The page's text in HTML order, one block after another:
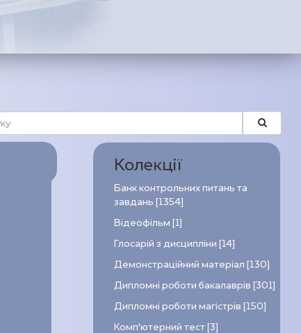
Колекції
Банк контрольних питань та
завдань [1354]
Відеофільм [1]
Глосарій з дисципліни [14]
Демонстраційний матеріал [130]
Дипломні роботи бакалаврів [301]
Дипломні роботи магістрів [150]
Комп’ютерний тест [3]